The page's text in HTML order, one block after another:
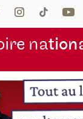
na